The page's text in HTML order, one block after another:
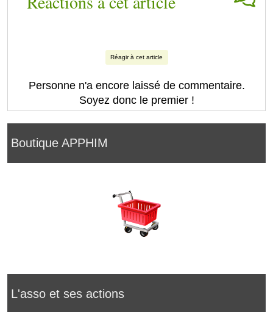
Boutique APPHIM
L'asso et ses actions
Réagir à cet article
Personne n'a encore laissé de commentaire.
Soyez donc le premier !